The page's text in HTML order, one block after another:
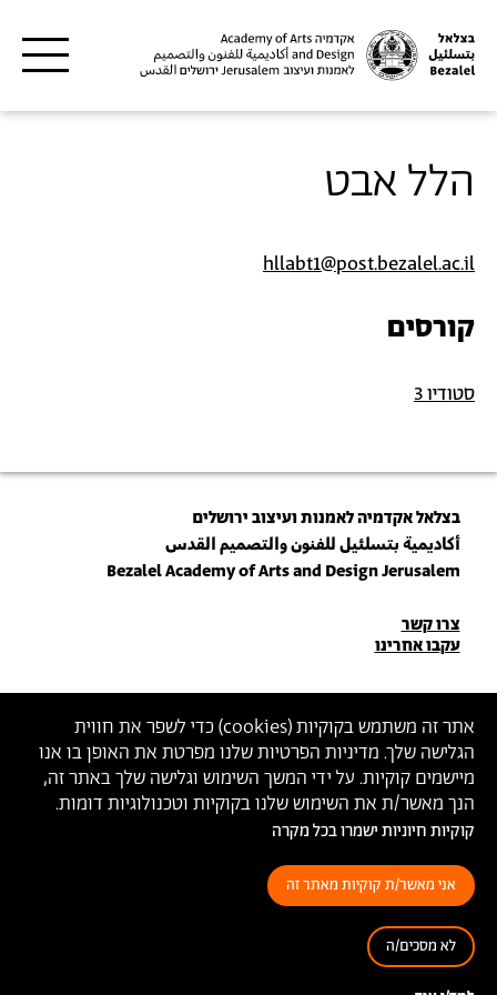
אתר זה משתמש בקוקיות (cookies) כדי לשפר את חווית
הגלישה שלך. מדיניות הפרטיות שלנו מפרטת את האופן בו אנו
מיישמים קוקיות. על ידי המשך השימוש וגלישה שלך באתר זה,
הנך מאשר/ת את השימוש שלנו בקוקיות וטכנולוגיות דומות.
קוקיות חיוניות ישמרו בכל מקרה
אני מאשר/ת קוקיות מאתר זה
לא מסכים/ה
הלל אבט
hllabt1@post.bezalel.ac.il
קורסים
סטודיו 3
בצלאל אקדמיה לאמנות ועיצוב ירושלים
أكاديمية بتسلئيل للفنون والتصميم القدس
Bezalel Academy of Arts and Design Jerusalem
פרטי
יצירת
קשר
צרו קשר
עקבו אחרינו
הצטרפו לניוזלטר שלנו
הכניסו כתובת מייל
ההצטרפות מהווה הסכמה למדיניות הפרטיות ול תנאי השימוש של בצלאל
© 2026 בצלאל אקדמיה לאמנות ועיצוב ירושלים
הצהרת נגישות מדיניות פרטיות